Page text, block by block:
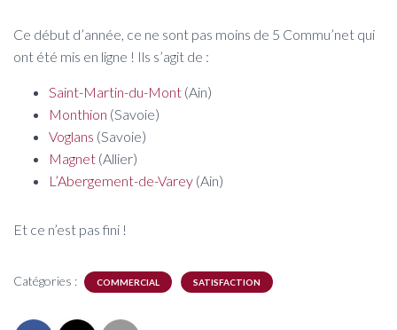
Ce début d’année, ce ne sont pas moins de 5 Commu’net qui
ont été mis en ligne ! Ils s’agit de :
Saint-Martin-du-Mont (Ain)
Monthion (Savoie)
Voglans (Savoie)
Magnet (Allier)
L’Abergement-de-Varey (Ain)
Et ce n’est pas fini !
Catégories : COMMERCIAL SATISFACTION